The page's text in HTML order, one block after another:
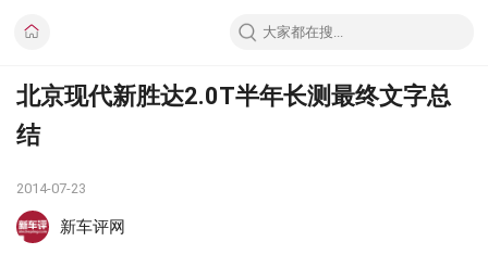
北京现代新胜达2.0T半年长测最终文字总
结
2014-07-23
新车评网